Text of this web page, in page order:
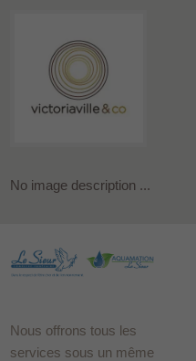
No image description ...
Nous offrons tous les
services sous un même